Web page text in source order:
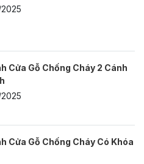
Cửa Gỗ Chống Cháy 2 Cánh
Cửa Gỗ Chống Cháy Có Khóa